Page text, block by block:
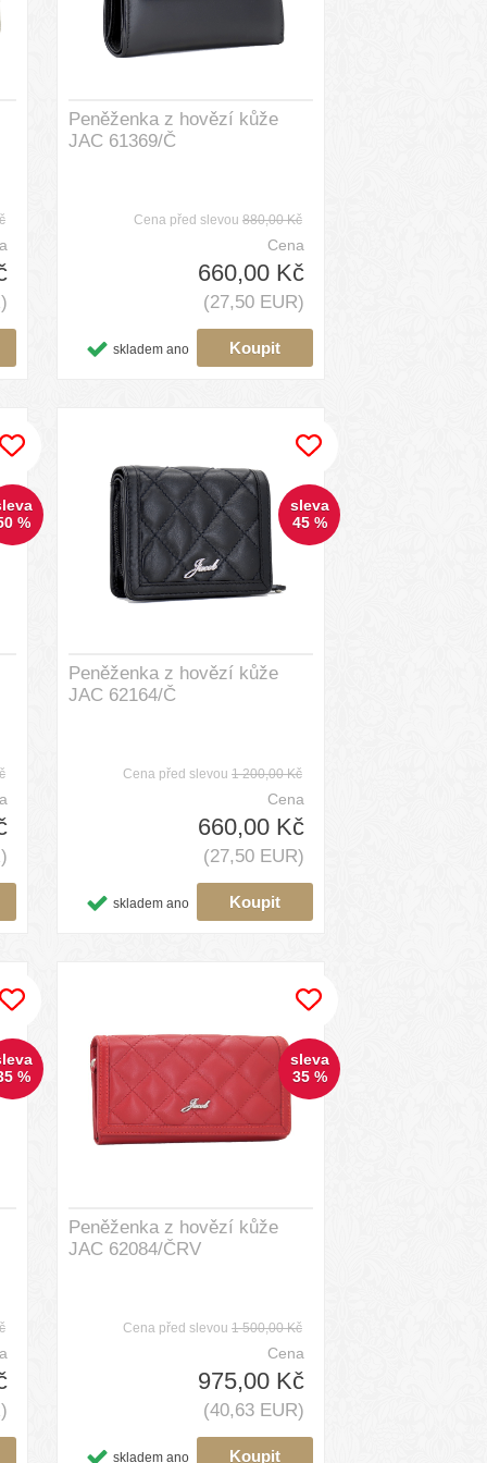
Peněženka z hovězí kůže
JAC 61369/Č
Cena před slevou 880,00 Kč
Cena
660,00 Kč
(27,50 EUR)
skladem ano
%
Peněženka z hovězí kůže
JAC 62164/Č
Cena před slevou 1 200,00 Kč
Cena
660,00 Kč
(27,50 EUR)
skladem ano
sleva
45 %
%
Peněženka z hovězí kůže
JAC 62084/ČRV
Cena před slevou 1 500,00 Kč
Cena
975,00 Kč
(40,63 EUR)
skladem ano
sleva
35 %